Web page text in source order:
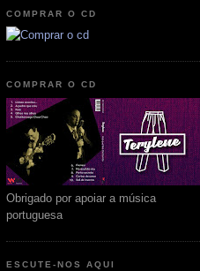
COMPRAR O CD
COMPRAR O CD
Obrigado por apoiar a música
portuguesa
ESCUTE-NOS AQUI